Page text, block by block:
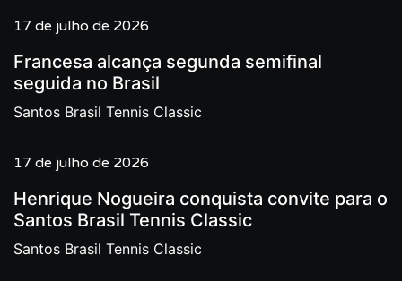
17 de julho de 2026
Francesa alcança segunda semifinal
seguida no Brasil
Santos Brasil Tennis Classic
17 de julho de 2026
Henrique Nogueira conquista convite para o
Santos Brasil Tennis Classic
Santos Brasil Tennis Classic